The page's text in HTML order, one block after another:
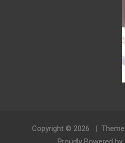
Copyright © 2026